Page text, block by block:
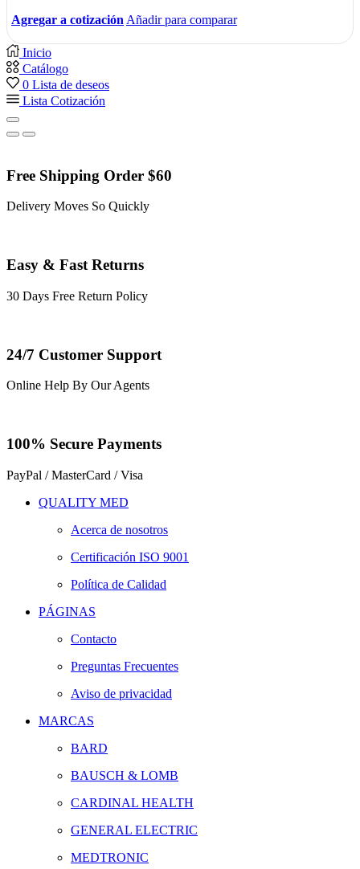
Agregar a cotización Añadir para comparar
Inicio
Catálogo
0 Lista de deseos
Lista Cotización
Free Shipping Order $60
Delivery Moves So Quickly
Easy & Fast Returns
30 Days Free Return Policy
24/7 Customer Support
Online Help By Our Agents
100% Secure Payments
PayPal / MasterCard / Visa
QUALITY MED
Acerca de nosotros
Certificación ISO 9001
Política de Calidad
PÁGINAS
Contacto
Preguntas Frecuentes
Aviso de privacidad
MARCAS
BARD
BAUSCH & LOMB
CARDINAL HEALTH
GENERAL ELECTRIC
MEDTRONIC